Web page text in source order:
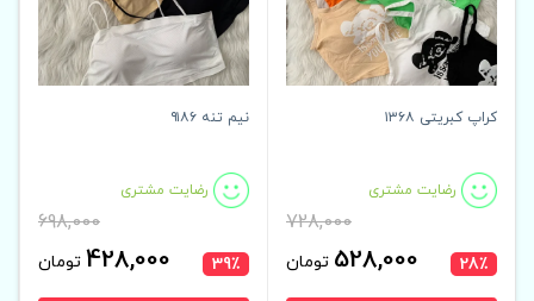
28٪
کراپ کبریتی ۱۳۶۸
رضایت مشتری
728,000
528,000 تومان 39٪
نیم تنه ۹۱۸۶
رضایت مشتری
698,000
428,000 تومان